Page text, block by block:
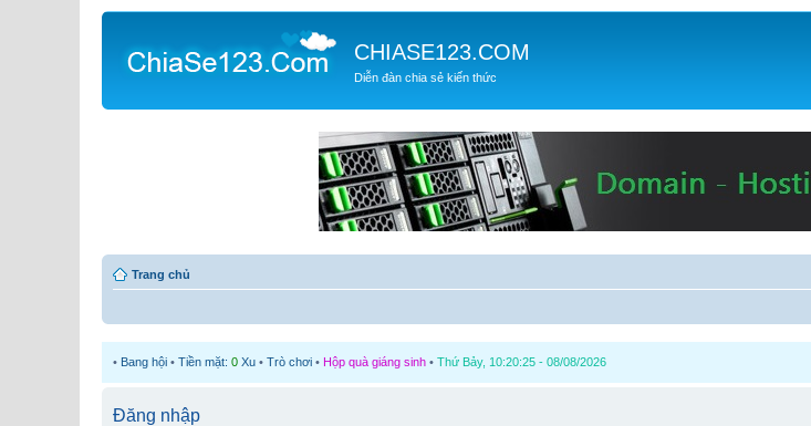
CHIASE123.COM
Diễn đàn chia sẻ kiến thức
Trang chủ
• Bang hội • Tiền mặt: 0 Xu • Trò chơi • Hộp quà giáng sinh • Thứ Bảy, 10:20:25 - 08/08/2026
Đăng nhập